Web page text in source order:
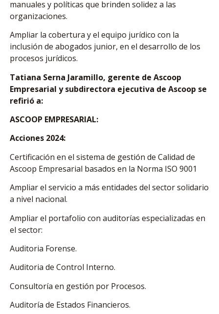
manuales y políticas que brinden solidez a las
organizaciones.
Ampliar la cobertura y el equipo jurídico con la
inclusión de abogados junior, en el desarrollo de los
procesos jurídicos.
Tatiana Serna Jaramillo, gerente de Ascoop
Empresarial y subdirectora ejecutiva de Ascoop se
refirió a:
ASCOOP EMPRESARIAL:
Acciones 2024:
Certificación en el sistema de gestión de Calidad de
Ascoop Empresarial basados en la Norma ISO 9001
Ampliar el servicio a más entidades del sector solidario
a nivel nacional.
Ampliar el portafolio con auditorías especializadas en
el sector:
Auditoria Forense.
Auditoria de Control Interno.
Consultoría en gestión por Procesos.
Auditoría de Estados Financieros.